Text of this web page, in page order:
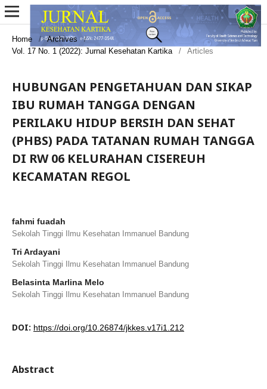
Home / Archives
/
Vol. 17 No. 1 (2022): Jurnal Kesehatan Kartika
/ Articles
HUBUNGAN PENGETAHUAN DAN SIKAP
IBU RUMAH TANGGA DENGAN
PERILAKU HIDUP BERSIH DAN SEHAT
(PHBS) PADA TATANAN RUMAH TANGGA
DI RW 06 KELURAHAN CISEREUH
KECAMATAN REGOL
fahmi fuadah
Sekolah Tinggi Ilmu Kesehatan Immanuel Bandung
Tri Ardayani
Sekolah Tinggi Ilmu Kesehatan Immanuel Bandung
Belasinta Marlina Melo
Sekolah Tinggi Ilmu Kesehatan Immanuel Bandung
DOI: https://doi.org/10.26874/jkkes.v17i1.212
Abstract